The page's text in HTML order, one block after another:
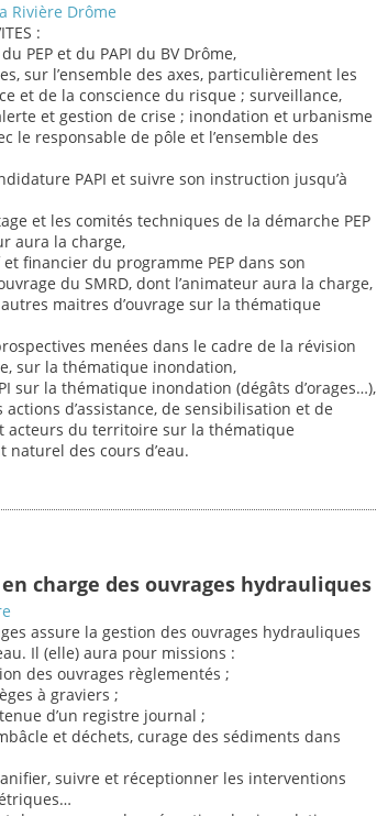
Rivière Drôme
:
PEP et du PAPI du BV Drôme,
sur l’ensemble des axes, particulièrement les
et de la conscience du risque ; surveillance,
et gestion de crise ; inondation et urbanisme
le responsable de pôle et l’ensemble des
PAPI et suivre son instruction jusqu’à
et les comités techniques de la démarche PEP
aura la charge,
financier du programme PEP dans son
du SMRD, dont l’animateur aura la charge,
maitres d’ouvrage sur la thématique
menées dans le cadre de la révision
sur la thématique inondation,
sur la thématique inondation (dégâts d’orages…),
d’assistance, de sensibilisation et de
acteurs du territoire sur la thématique
des cours d’eau.
charge des ouvrages hydrauliques
assure la gestion des ouvrages hydrauliques
Il (elle) aura pour missions :
des ouvrages règlementés ;
à graviers ;
d’un registre journal ;
et déchets, curage des sédiments dans
suivre et réceptionner les interventions